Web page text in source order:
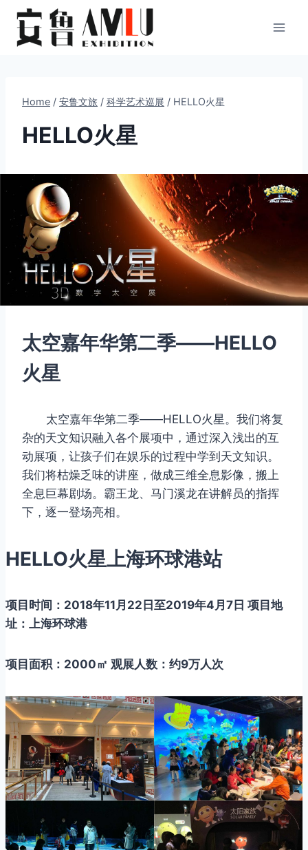
Skip
content
Home / 安鲁文旅 / 科学艺术巡展 / HELLO火星
HELLO火星
太空嘉年华第二季——HELLO
火星
太空嘉年华第二季——HELLO火星。我们将复
杂的天⽂知识融⼊各个展项中，通过深⼊浅出的互
动展项，让孩⼦们在娱乐的过程中学到天⽂知识。
我们将枯燥乏味的讲座，做成三维全息影像，搬上
全息巨幕剧场。霸王⻰、⻢⻔溪⻰在讲解员的指挥
下，逐⼀登场亮相。
HELLO火星上海环球港站
项目时间：2018年11月22日至2019年4月7日 项目地
址：上海环球港
项目面积：2000㎡ 观展人数：约9万人次